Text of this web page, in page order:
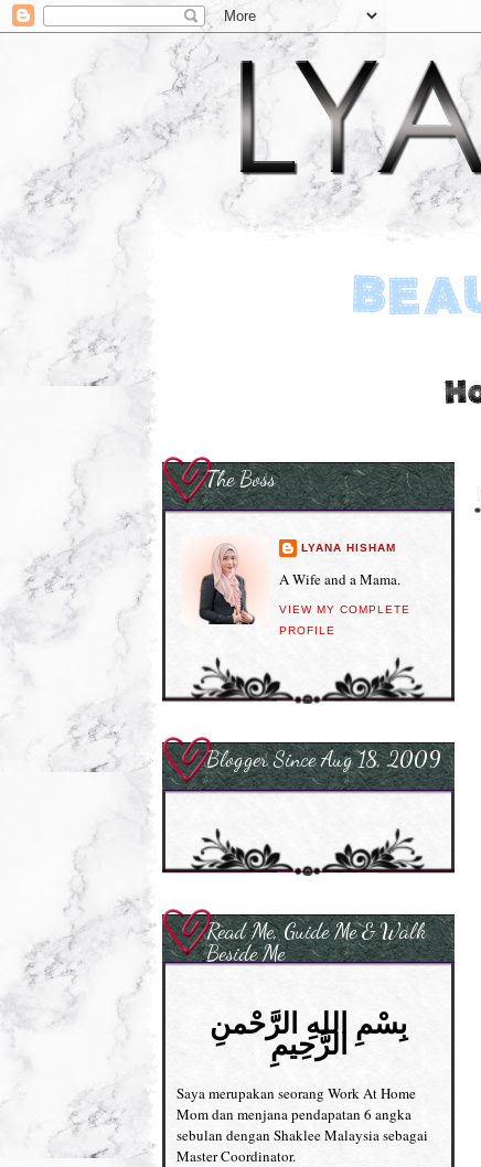
The Boss
LYANA HISHAM
A Wife and a Mama.
VIEW MY COMPLETE
PROFILE
Blogger Since Aug 18, 2009
Read Me, Guide Me & Walk
Beside Me
بِسْمِ اللهِ الرَّحْمنِ
الرَّحِيمِ
Saya merupakan seorang Work At Home
Mom dan menjana pendapatan 6 angka
sebulan dengan Shaklee Malaysia sebagai
Master Coordinator.